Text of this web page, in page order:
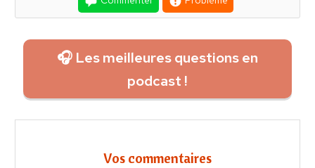
🎧 Les meilleures questions en
podcast !
Vos commentaires